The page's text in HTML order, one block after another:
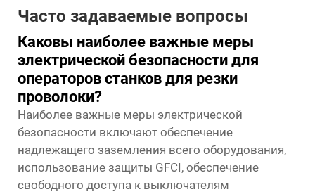
Часто задаваемые вопросы
Каковы наиболее важные меры
электрической безопасности для
операторов станков для резки
проволоки?
Наиболее важные меры электрической
безопасности включают обеспечение
надлежащего заземления всего оборудования,
использование защиты GFCI, обеспечение
свободного доступа к выключателям